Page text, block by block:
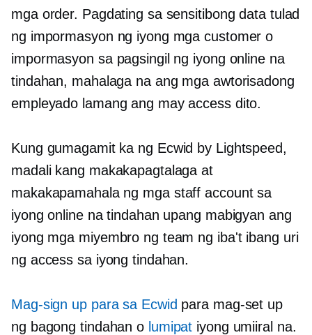
mga order. Pagdating sa sensitibong data tulad
ng impormasyon ng iyong mga customer o
impormasyon sa pagsingil ng iyong online na
tindahan, mahalaga na ang mga awtorisadong
empleyado lamang ang may access dito.
Kung gumagamit ka ng Ecwid by Lightspeed,
madali kang makakapagtalaga at
makakapamahala ng mga staff account sa
iyong online na tindahan upang mabigyan ang
iyong mga miyembro ng team ng iba't ibang uri
ng access sa iyong tindahan.
Mag-sign up para sa Ecwid para mag-set up
ng bagong tindahan o lumipat iyong umiiral na.